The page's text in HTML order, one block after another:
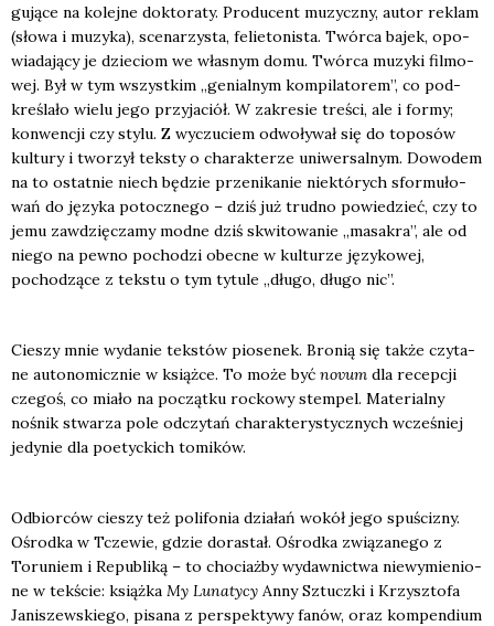
gu­ją­ce na kolej­ne dok­to­ra­ty. Pro­du­cent muzycz­ny, autor reklam
(sło­wa i muzy­ka), sce­na­rzy­sta, felie­to­ni­sta. Twór­ca bajek, opo­
wia­da­ją­cy je dzie­ciom we wła­snym domu. Twór­ca muzy­ki fil­mo­
wej. Był w tym wszyst­kim „genial­nym kom­pi­la­to­rem”, co pod­
kre­śla­ło wie­lu jego przy­ja­ciół. W zakre­sie tre­ści, ale i for­my;
kon­wen­cji czy sty­lu. Z wyczu­ciem odwo­ły­wał się do topo­sów
kul­tu­ry i two­rzył tek­sty o cha­rak­te­rze uni­wer­sal­nym. Dowo­dem
na to ostat­nie niech będzie prze­ni­ka­nie nie­któ­rych sfor­mu­ło­
wań do języ­ka potocz­ne­go – dziś już trud­no powie­dzieć, czy to
jemu zawdzię­cza­my mod­ne dziś skwi­to­wa­nie „masa­kra”, ale od
nie­go na pew­no pocho­dzi obec­ne w kul­tu­rze języ­ko­wej,
pocho­dzą­ce z tek­stu o tym tytu­le „dłu­go, dłu­go nic”.
Cie­szy mnie wyda­nie tek­stów pio­se­nek. Bro­nią się tak­że czy­ta­
ne auto­no­micz­nie w książ­ce. To może być novum dla recep­cji
cze­goś, co mia­ło na począt­ku roc­ko­wy stem­pel. Mate­rial­ny
nośnik stwa­rza pole odczy­tań cha­rak­te­ry­stycz­nych wcze­śniej
jedy­nie dla poetyc­kich tomi­ków.
Odbior­ców cie­szy też poli­fo­nia dzia­łań wokół jego spu­ści­zny.
Ośrod­ka w Tcze­wie, gdzie dora­stał. Ośrod­ka zwią­za­ne­go z
Toru­niem i Repu­bli­ką – to cho­ciaż­by wydaw­nic­twa nie­wy­mie­nio­
ne w tek­ście: książ­ka My Luna­ty­cy Anny Sztucz­ki i Krzysz­to­fa
Jani­szew­skie­go, pisa­na z per­spek­ty­wy fanów, oraz kom­pen­dium